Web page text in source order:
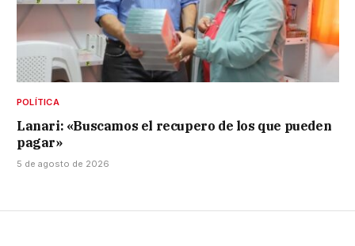
POLÍTICA
Lanari: «Buscamos el recupero de los que pueden
pagar»
5 de agosto de 2026